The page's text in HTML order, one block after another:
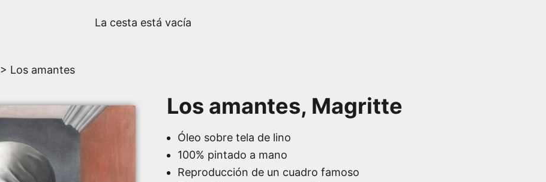
La cesta está vacía
> Los amantes
Los amantes, Magritte
Óleo sobre tela de lino
100% pintado a mano
Reproducción de un cuadro famoso